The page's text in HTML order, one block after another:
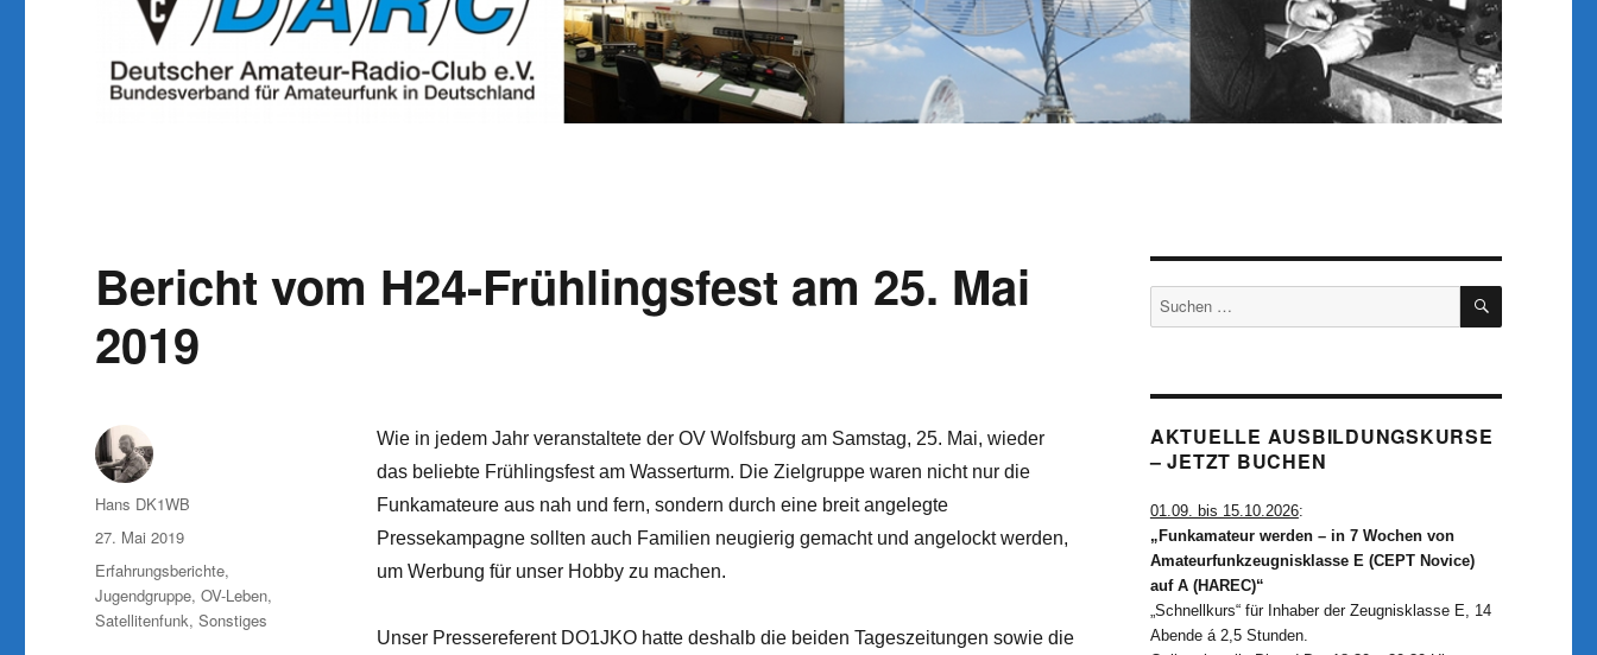
Bericht vom H24-Frühlingsfest am 25. Mai
2019
Wie in jedem Jahr veranstaltete der OV Wolfsburg am Samstag, 25. Mai, wieder
das beliebte Frühlingsfest am Wasserturm. Die Zielgruppe waren nicht nur die
Funkamateure aus nah und fern, sondern durch eine breit angelegte
Pressekampagne sollten auch Familien neugierig gemacht und angelockt werden,
um Werbung für unser Hobby zu machen.
Unser Pressereferent DO1JKO hatte deshalb die beiden Tageszeitungen sowie die
Autor
Hans DK1WB
Veröffentlicht
am
27. Mai 2019
Kategorien
Erfahrungsberichte,
Jugendgruppe,OV-Leben,
Satellitenfunk,Sonstiges
Suchen
nach:
SUCHEN
AKTUELLE AUSBILDUNGSKURSE
– JETZT BUCHEN
01.09. bis 15.10.2026:
„Funkamateur werden – in 7 Wochen von
Amateurfunkzeugnisklasse E (CEPT Novice)
auf A (HAREC)“
„Schnellkurs“ für Inhaber der Zeugnisklasse E, 14
Abende á 2,5 Stunden.